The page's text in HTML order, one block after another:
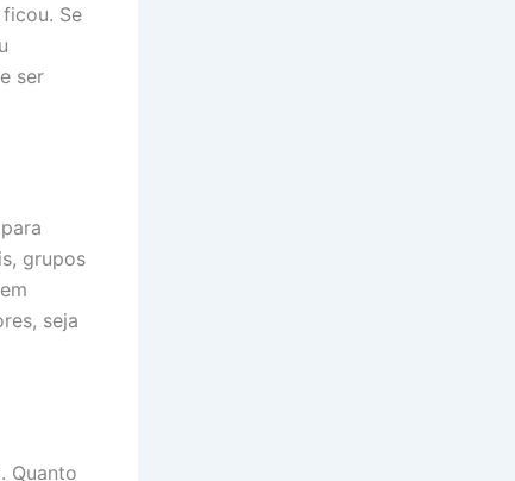
Se
ser
grupos
seja
Quanto